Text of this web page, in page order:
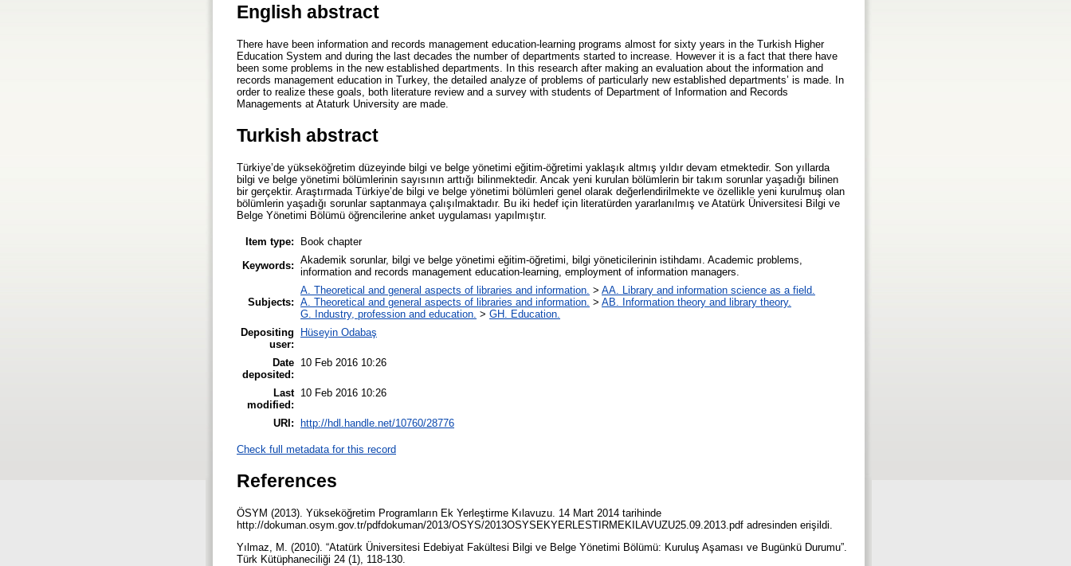
English abstract
There have been information and records management education-learning programs almost for sixty years in the Turkish Higher
Education System and during the last decades the number of departments started to increase. However it is a fact that there have
been some problems in the new established departments. In this research after making an evaluation about the information and
records management education in Turkey, the detailed analyze of problems of particularly new established departments’ is made. In
order to realize these goals, both literature review and a survey with students of Department of Information and Records
Managements at Ataturk University are made.
Turkish abstract
Türkiye’de yükseköğretim düzeyinde bilgi ve belge yönetimi eğitim-öğretimi yaklaşık altmış yıldır devam etmektedir. Son yıllarda
bilgi ve belge yönetimi bölümlerinin sayısının arttığı bilinmektedir. Ancak yeni kurulan bölümlerin bir takım sorunlar yaşadığı bilinen
bir gerçektir. Araştırmada Türkiye’de bilgi ve belge yönetimi bölümleri genel olarak değerlendirilmekte ve özellikle yeni kurulmuş olan
bölümlerin yaşadığı sorunlar saptanmaya çalışılmaktadır. Bu iki hedef için literatürden yararlanılmış ve Atatürk Üniversitesi Bilgi ve
Belge Yönetimi Bölümü öğrencilerine anket uygulaması yapılmıştır.
Item type:
Book chapter
Keywords: Akademik sorunlar, bilgi ve belge yönetimi eğitim-öğretimi, bilgi yöneticilerinin istihdamı. Academic problems,
information and records management education-learning, employment of information managers.
Subjects:
A. Theoretical and general aspects of libraries and information. > AA. Library and information science as a field.
A. Theoretical and general aspects of libraries and information. > AB. Information theory and library theory.
G. Industry, profession and education. > GH. Education.
Depositing
user:
Hüseyin Odabaş
Date
deposited:
10 Feb 2016 10:26
Last
modified:
10 Feb 2016 10:26
URI: http://hdl.handle.net/10760/28776
Check full metadata for this record
References
ÖSYM (2013). Yükseköğretim Programların Ek Yerleştirme Kılavuzu. 14 Mart 2014 tarihinde
http://dokuman.osym.gov.tr/pdfdokuman/2013/OSYS/2013OSYSEKYERLESTIRMEKILAVUZU25.09.2013.pdf adresinden erişildi.
Yılmaz, M. (2010). “Atatürk Üniversitesi Edebiyat Fakültesi Bilgi ve Belge Yönetimi Bölümü: Kuruluş Aşaması ve Bugünkü Durumu”.
Türk Kütüphaneciliği 24 (1), 118-130.